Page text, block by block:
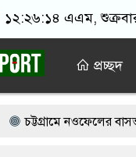
১২:২৬:১৫ এএম,
প্রচ্ছদ
বাসভবনে